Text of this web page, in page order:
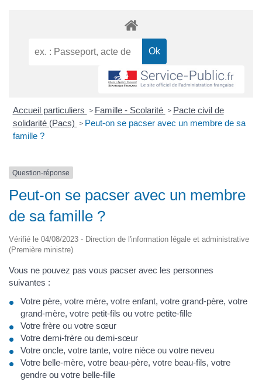
Accueil particuliers > Famille - Scolarité > Pacte civil de
solidarité (Pacs) > Peut-on se pacser avec un membre de sa
famille ?
Question-réponse
Peut-on se pacser avec un membre
de sa famille ?
Vérifié le 04/08/2023 - Direction de l'information légale et administrative
(Première ministre)
Vous ne pouvez pas vous pacser avec les personnes
suivantes :
Votre père, votre mère, votre enfant, votre grand-père, votre
grand-mère, votre petit-fils ou votre petite-fille
Votre frère ou votre sœur
Votre demi-frère ou demi-sœur
Votre oncle, votre tante, votre nièce ou votre neveu
Votre belle-mère, votre beau-père, votre beau-fils, votre
gendre ou votre belle-fille